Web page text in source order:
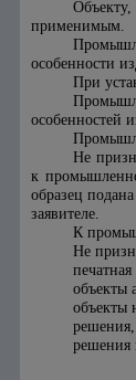
применимым.
особенности
При
особенностей
Не
к
образец
заявителе.
К
Не
объекты
объекты
решения,
решения